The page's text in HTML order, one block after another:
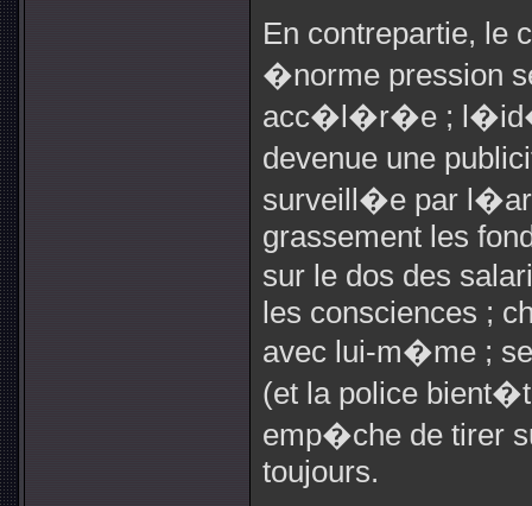
En contrepartie, le
�norme pression
acc�l�r�e ;
devenue une
surveill�e par
grassement les
sur le dos des
les consciences ;
avec lui-m�me ;
(et la police
emp�che de tirer
toujours.